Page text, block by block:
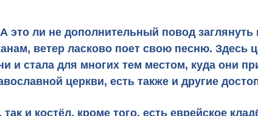
это ли не дополнительный повод
ветер ласково поет свою песню. Здесь
и стала для многих тем местом, куда они
церкви, есть также и другие
и костёл, кроме того, есть еврейское